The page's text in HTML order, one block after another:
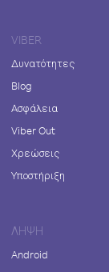
VIBER
Δυνατότητες
Blog
Ασφάλεια
Viber Out
Χρεώσεις
Υποστήριξη
ΛΉΨΗ
Android